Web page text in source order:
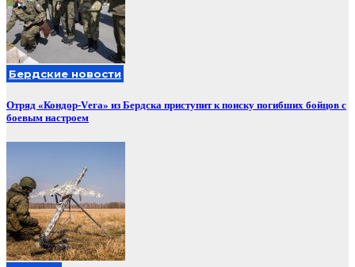
Бердские новости
Отряд «Кондор-Vега» из Бердска приступит к поиску погибших бойцов с
боевым настроем